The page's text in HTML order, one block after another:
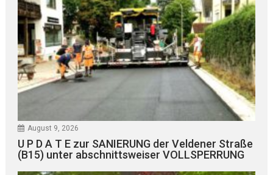
August 9, 2026
U P D A T E zur SANIERUNG der Veldener Straße
(B15) unter abschnittsweiser VOLLSPERRUNG